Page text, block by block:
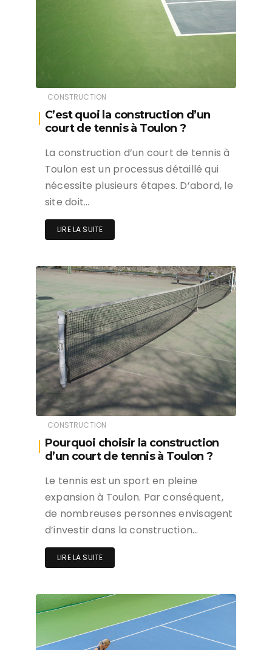
CONSTRUCTION
C’est quoi la construction d’un
court de tennis à Toulon ?
La construction d’un court de tennis à
Toulon est un processus détaillé qui
nécessite plusieurs étapes. D’abord, le
site doit…
LIRE LA SUITE
CONSTRUCTION
Pourquoi choisir la construction
d’un court de tennis à Toulon ?
Le tennis est un sport en pleine
expansion à Toulon. Par conséquent,
de nombreuses personnes envisagent
d’investir dans la construction…
LIRE LA SUITE